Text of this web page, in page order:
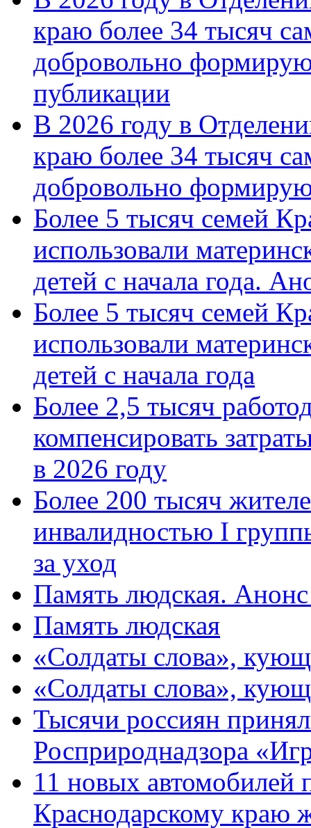
краю более 34 тысяч
добровольно
публикации
В 2026 году в
краю более 34 тысяч
добровольно
Более 5 тысяч семей
использовали
детей с начала года.
Более 5 тысяч семей
использовали
детей с начала года
Более 2,5 тысяч
компенсировать
в 2026 году
Более 200 тысяч
инвалидностью I
за уход
Память людская.
Память людская
«Солдаты слова»,
«Солдаты слова»,
Тысячи россиян
Росприроднадзора
11 новых автомобилей
Краснодарскому краю